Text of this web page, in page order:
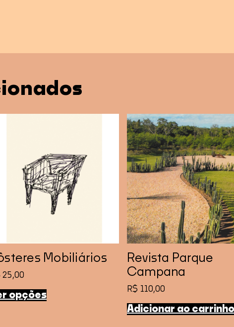
Mobiliários
25,00
opçõesEste
Revista Parque
Campana
R$ 110,00
Adicionar ao carrinho